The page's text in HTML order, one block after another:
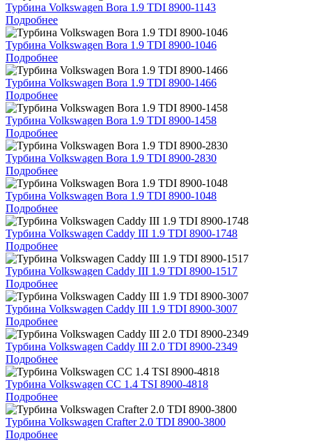
Турбина Volkswagen Bora 1.9 TDI 8900-1143
Подробнее
Турбина Volkswagen Bora 1.9 TDI 8900-1046
Подробнее
Турбина Volkswagen Bora 1.9 TDI 8900-1466
Подробнее
Турбина Volkswagen Bora 1.9 TDI 8900-1458
Подробнее
Турбина Volkswagen Bora 1.9 TDI 8900-2830
Подробнее
Турбина Volkswagen Bora 1.9 TDI 8900-1048
Подробнее
Турбина Volkswagen Caddy III 1.9 TDI 8900-1748
Подробнее
Турбина Volkswagen Caddy III 1.9 TDI 8900-1517
Подробнее
Турбина Volkswagen Caddy III 1.9 TDI 8900-3007
Подробнее
Турбина Volkswagen Caddy III 2.0 TDI 8900-2349
Подробнее
Турбина Volkswagen CC 1.4 TSI 8900-4818
Подробнее
Турбина Volkswagen Crafter 2.0 TDI 8900-3800
Подробнее